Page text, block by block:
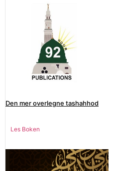
Den mer overlegne tashahhod
Les Boken